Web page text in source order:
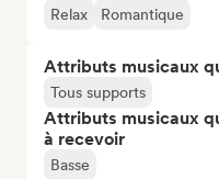
Relax Romantique
Attributs musicaux
Tous supports
Attributs musicaux
à recevoir
Basse